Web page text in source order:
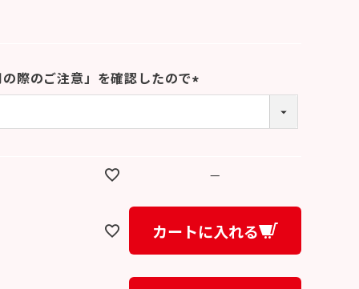
の際のご注意」を確認したので
—
カートに入れる